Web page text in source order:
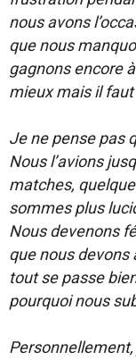
nous avons
que nous
gagnons encore
mieux mais il faut
Je ne pense pas
Nous l’avions
matches,
sommes plus
Nous devenons
que nous devons
tout se passe
pourquoi nous